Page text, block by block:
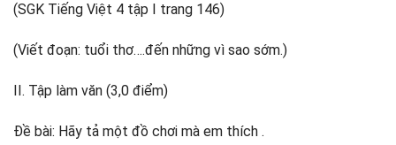
(SGK Tiếng Việt 4 tập I trang 146)
(Viết đoạn: tuổi thơ….đến những vì sao sớm.)
II. Tập làm văn (3,0 điểm)
Đề bài: Hãy tả một đồ chơi mà em thích .